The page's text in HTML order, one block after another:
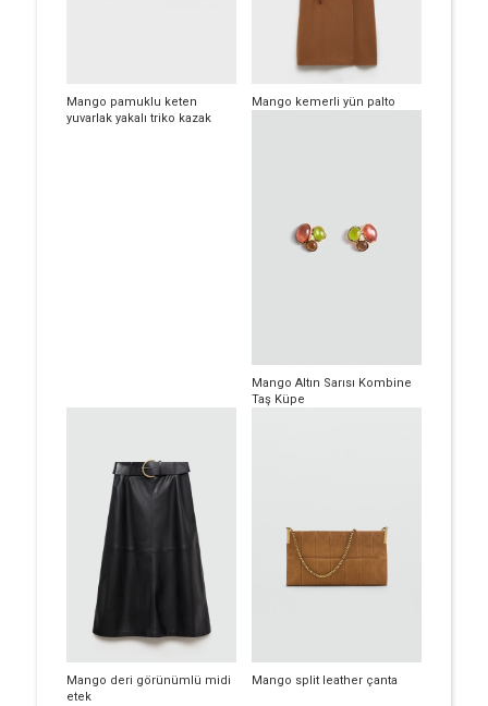
Mango pamuklu keten
yuvarlak yakalı triko kazak
Mango kemerli yün palto
Mango Altın Sarısı Kombine
Taş Küpe
Mango deri görünümlü midi
etek
Mango split leather çanta